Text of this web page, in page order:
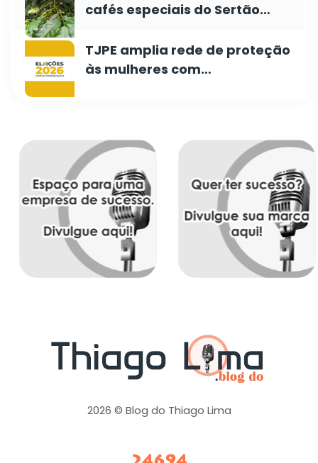
cafés especiais do Sertão…
TJPE amplia rede de proteção
às mulheres com…
2026 © Blog do Thiago Lima